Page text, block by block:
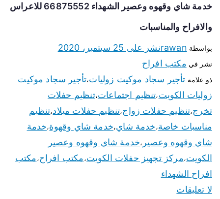
خدمة شاي وقهوه وعصير الشهداء 66875552 للاعراس
والافراح والمناسبات
بواسطة rawanنشر على 25 سبتمبر، 2020
نشر في مكتب افراح
ذو علامة تأجير سجاد موكيت زوليات،تأجير سجاد موكيت
زوليات الكويت،تنظيم اجتماعات،تنظيم حفلات
تخرج،تنظيم حفلات زواج،تنظيم حفلات ميلاد،تنظيم
مناسبات خاصة،خدمة شاي،خدمة شاي وقهوة،خدمة
شاي وقهوه وعصير ،خدمة شاي وقهوه وعصير
الكويت،مركز تجهيز حفلات الكويت،مكتب افراح،مكتب
افراح الشهداء
لا تعليقات